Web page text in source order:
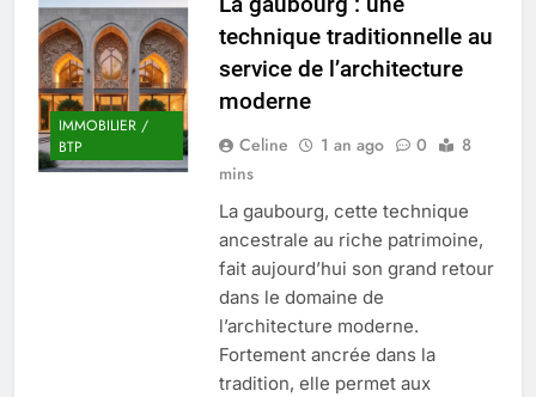
Quel est le salaire de Myriam Seurat en
2025 ?
4 Mois Ago
fonctionnalités clés et avantages
4 Mois Ago
Découvrez notre test d’orientation
gratuit spécialement conçu pour
collégiens et lycéens
4 Mois Ago
IMMOBILIER /
BTP
technique traditionnelle au
service de l’architecture
moderne
Celine 1 an ago 0
8
mins
La gaubourg, cette technique
ancestrale au riche patrimoine,
fait aujourd’hui son grand retour
dans le domaine de
l’architecture moderne.
Fortement ancrée dans la
tradition, elle permet aux